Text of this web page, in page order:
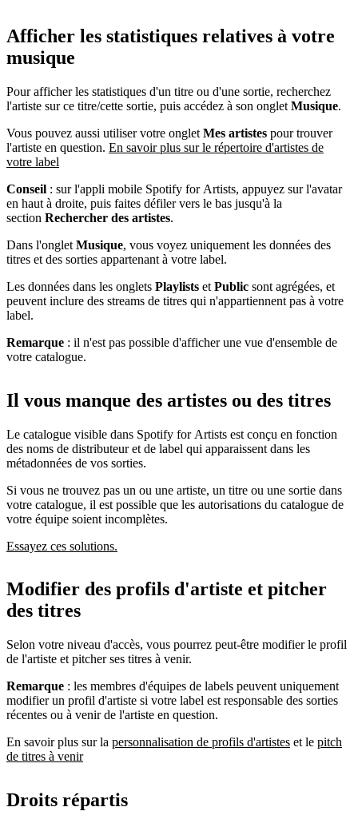
Afficher les statistiques relatives à votre
musique
Pour afficher les statistiques d'un titre ou d'une sortie, recherchez
l'artiste sur ce titre/cette sortie, puis accédez à son onglet Musique.
Vous pouvez aussi utiliser votre onglet Mes artistes pour trouver
l'artiste en question. En savoir plus sur le répertoire d'artistes de
votre label
Conseil : sur l'appli mobile Spotify for Artists, appuyez sur l'avatar
en haut à droite, puis faites défiler vers le bas jusqu'à la
section Rechercher des artistes.
Dans l'onglet Musique, vous voyez uniquement les données des
titres et des sorties appartenant à votre label.
Les données dans les onglets Playlists et Public sont agrégées, et
peuvent inclure des streams de titres qui n'appartiennent pas à votre
label.
Remarque : il n'est pas possible d'afficher une vue d'ensemble de
votre catalogue.
Il vous manque des artistes ou des titres
Le catalogue visible dans Spotify for Artists est conçu en fonction
des noms de distributeur et de label qui apparaissent dans les
métadonnées de vos sorties.
Si vous ne trouvez pas un ou une artiste, un titre ou une sortie dans
votre catalogue, il est possible que les autorisations du catalogue de
votre équipe soient incomplètes.
Essayez ces solutions.
Modifier des profils d'artiste et pitcher
des titres
Selon votre niveau d'accès, vous pourrez peut-être modifier le profil
de l'artiste et pitcher ses titres à venir.
Remarque : les membres d'équipes de labels peuvent uniquement
modifier un profil d'artiste si votre label est responsable des sorties
récentes ou à venir de l'artiste en question.
En savoir plus sur la personnalisation de profils d'artistes et le pitch
de titres à venir
Droits répartis